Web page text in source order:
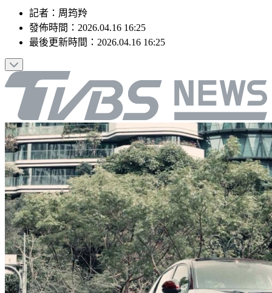
記者 ： 周筠羚
發佈時間： 2026.04.16 16:25
最後更新時間： 2026.04.16 16:25